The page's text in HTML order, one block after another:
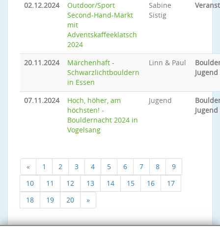
02.12.2024
Outdoor/Sport
Second-Hand-Markt
mit
Adventskaffeeklatsch
2024
Sabine
Sistig
20.11.2024
Märchenhaft -
Schwarzlichtbouldern
in Essen
Linn & Paul
Jugend
07.11.2024
Hoch, höher, am
höchsten! -
Bouldernacht 2024 in
Vogelsang
Jugend
Jugend
« 1 2 3 4 5 6 7 8
9
10
11 12 13 14 15 16
17
18
19 20 »